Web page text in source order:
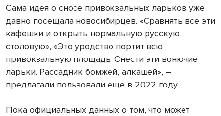
Сама идея о сносе привокзальных ларьков уже
давно посещала новосибирцев. «Сравнять все эти
кафешки и открыть нормальную русскую
столовую», «Это уродство портит всю
привокзальную площадь. Снести эти вонючие
ларьки. Рассадник бомжей, алкашей», –
предлагали пользовали еще в 2022 году.
Пока официальных данных о том, что может